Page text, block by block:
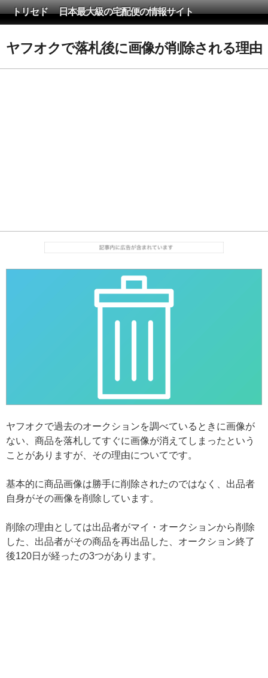
トリセド 日本最大級の宅配便の情報サイト
ヤフオクで落札後に画像が削除される理由
ヤフオクで過去のオークションを調べているときに画像が
ない、商品を落札してすぐに画像が消えてしまったという
ことがありますが、その理由についてです。
基本的に商品画像は勝手に削除されたのではなく、出品者
自身がその画像を削除しています。
削除の理由としては出品者がマイ・オークションから削除
した、出品者がその商品を再出品した、オークション終了
後120日が経ったの3つがあります。